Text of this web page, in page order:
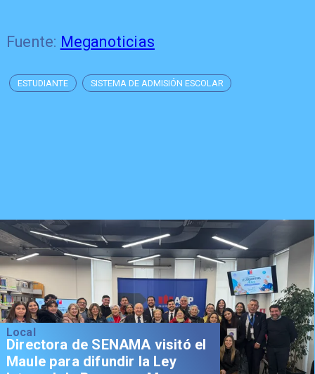
Fuente: Meganoticias
ESTUDIANTE SISTEMA DE ADMISIÓN ESCOLAR
Local
Directora de SENAMA visitó el
Maule para difundir la Ley